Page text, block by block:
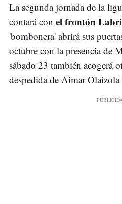
La segunda jornada de la
contará con el frontón
'bombonera' abrirá sus
octubre con la presencia de
sábado 23 también acogerá
despedida de Aimar